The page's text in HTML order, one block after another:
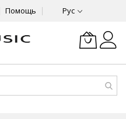
Помощь Рус